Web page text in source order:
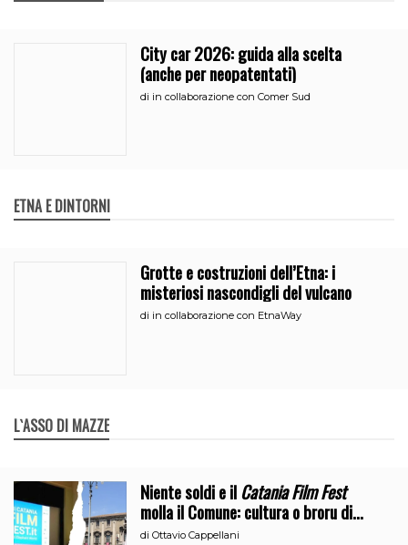
City car 2026: guida alla scelta
(anche per neopatentati)
di in collaborazione con Comer Sud
ETNA E DINTORNI
Grotte e costruzioni dell’Etna: i
misteriosi nascondigli del vulcano
di in collaborazione con EtnaWay
L`ASSO DI MAZZE
Niente soldi e ilCatania Film Fest
molla il Comune: cultura o broru di
ciciri?
diOttavio Cappellani